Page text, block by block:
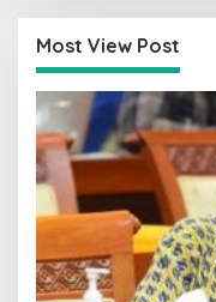
Most View Post